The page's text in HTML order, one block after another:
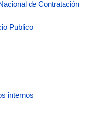
de Contratación
Publico
internos